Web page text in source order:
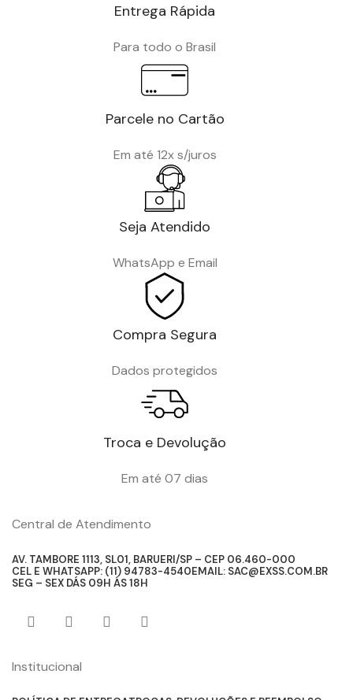
Entrega Rápida
Para todo o Brasil
Parcele no Cartão
Em até 12x s/juros
Seja Atendido
WhatsApp e Email
Compra Segura
Dados protegidos
Troca e Devolução
Em até 07 dias
Central de Atendimento
AV. TAMBORE 1113, SL01, BARUERI/SP – CEP 06.460-000
CEL E WHATSAPP: (11) 94783-4540EMAIL: SAC@EXSS.COM.BR
SEG – SEX DÁS 09H ÁS 18H
Institucional